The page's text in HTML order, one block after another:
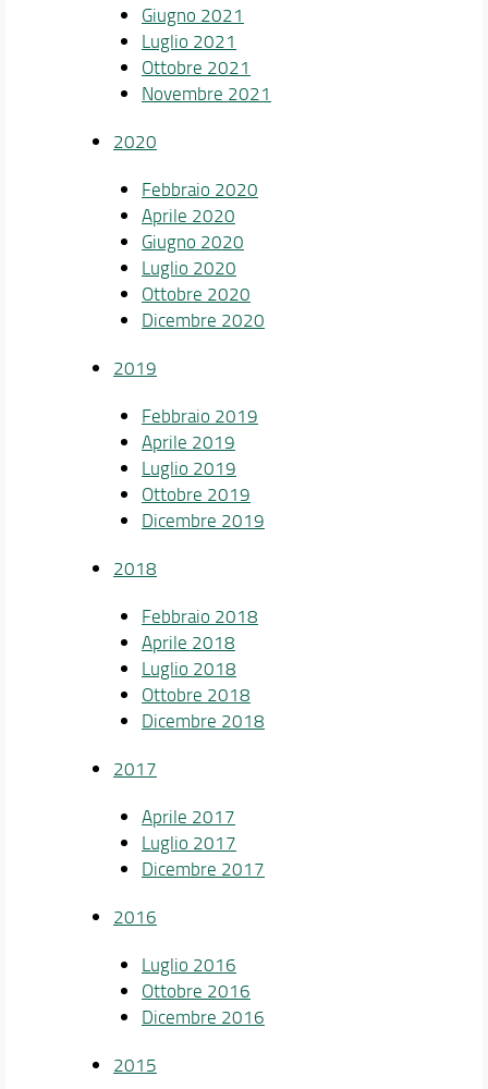
Giugno 2021
Luglio 2021
Ottobre 2021
Novembre 2021
2020
Febbraio 2020
Aprile 2020
Giugno 2020
Luglio 2020
Ottobre 2020
Dicembre 2020
2019
Febbraio 2019
Aprile 2019
Luglio 2019
Ottobre 2019
Dicembre 2019
2018
Febbraio 2018
Aprile 2018
Luglio 2018
Ottobre 2018
Dicembre 2018
2017
Aprile 2017
Luglio 2017
Dicembre 2017
2016
Luglio 2016
Ottobre 2016
Dicembre 2016
2015